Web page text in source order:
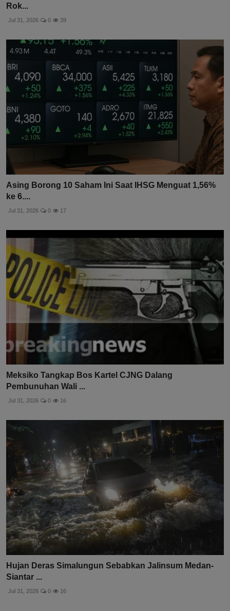
Rok...
Jul 31, 2026 0 39
Asing Borong 10 Saham Ini Saat IHSG Menguat 1,56%
ke 6....
Jul 31, 2026 0 17
Meksiko Tangkap Bos Kartel CJNG Dalang
Pembunuhan Wali ...
Jul 31, 2026 0 16
Hujan Deras Simalungun Sebabkan Jalinsum Medan-
Siantar ...
Jul 31, 2026 0 16